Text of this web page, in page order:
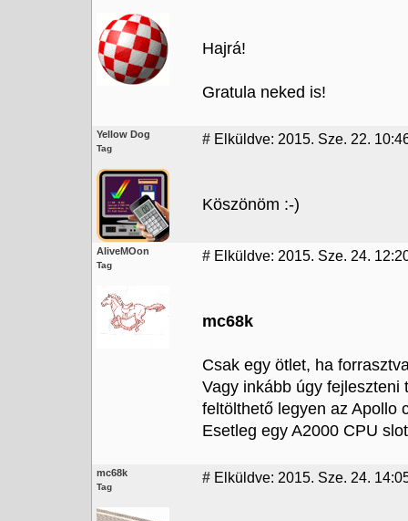
Hajrá!
Gratula neked is!
Yellow Dog
Tag
# Elküldve: 2015. Sze. 22.
Köszönöm :-)
AliveMOon
Tag
# Elküldve: 2015. Sze. 24.
mc68k
Csak egy ötlet, ha
Vagy inkább úgy
feltölthető legyen az Apollo
Esetleg egy A2000 CPU
mc68k
Tag
# Elküldve: 2015. Sze. 24.